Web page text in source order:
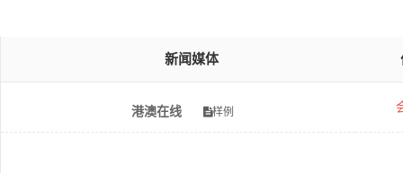
新闻媒体
港澳在线 样例